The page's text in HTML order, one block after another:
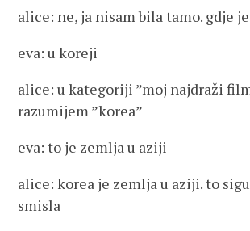
alice: ne, ja nisam bila tamo. gdje
eva: u koreji
alice: u kategoriji ”moj najdraži
razumijem ”korea”
eva: to je zemlja u aziji
alice: korea je zemlja u aziji. to
smisla